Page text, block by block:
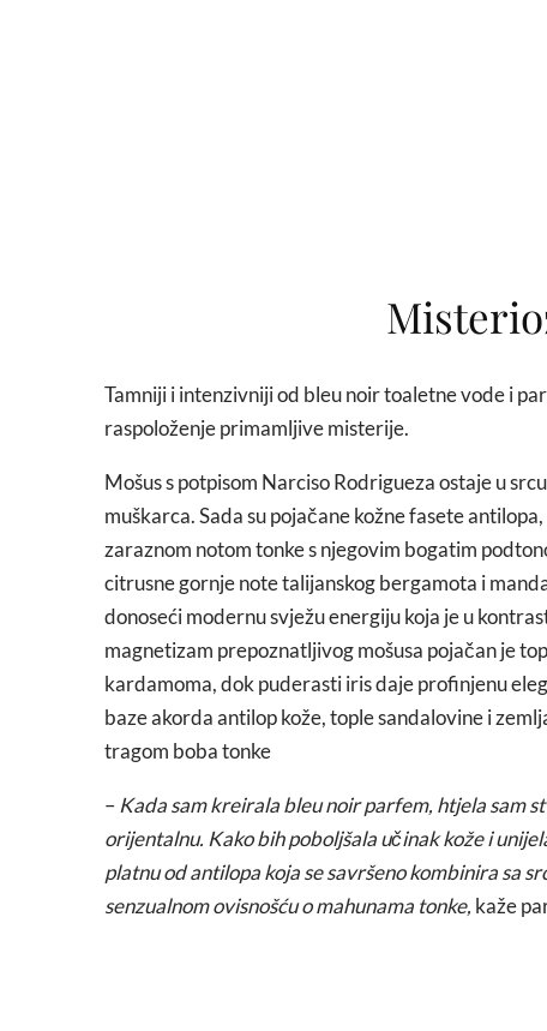
Tamniji i intenzivniji od bleu noir toaletne vode i
raspoloženje primamljive misterije.
Mošus s potpisom Narciso Rodrigueza ostaje u
muškarca. Sada su pojačane kožne fasete
zaraznom notom tonke s njegovim bogatim
citrusne gornje note talijanskog bergamota i
donoseći modernu svježu energiju koja je u
magnetizam prepoznatljivog mošusa pojačan je
kardamoma, dok puderasti iris daje profinjenu
baze akorda antilop kože, tople sandalovine i
tragom boba tonke
– Kada sam kreirala bleu noir parfem, htjela sam
orijentalnu. Kako bih poboljšala učinak kože i
platnu od antilopa koja se savršeno kombinira sa
senzualnom ovisnošću o mahunama tonke, kaže